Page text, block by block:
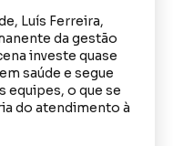
Luís Ferreira,
da gestão
investe quase
saúde e segue
equipes, o que se
do atendimento à